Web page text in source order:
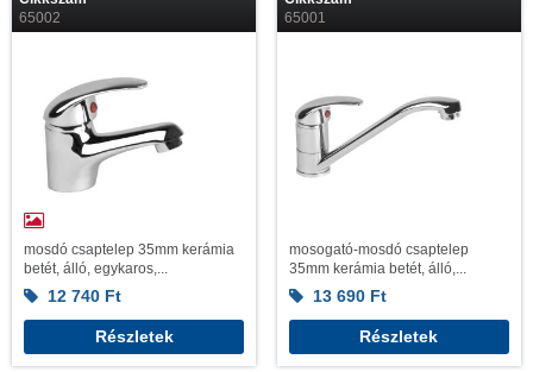
65002
mosdó csaptelep 35mm kerámia
betét, álló, egykaros,...
12 740 Ft
Részletek
65001
mosogató-mosdó csaptelep
35mm kerámia betét, álló,...
13 690 Ft
Részletek